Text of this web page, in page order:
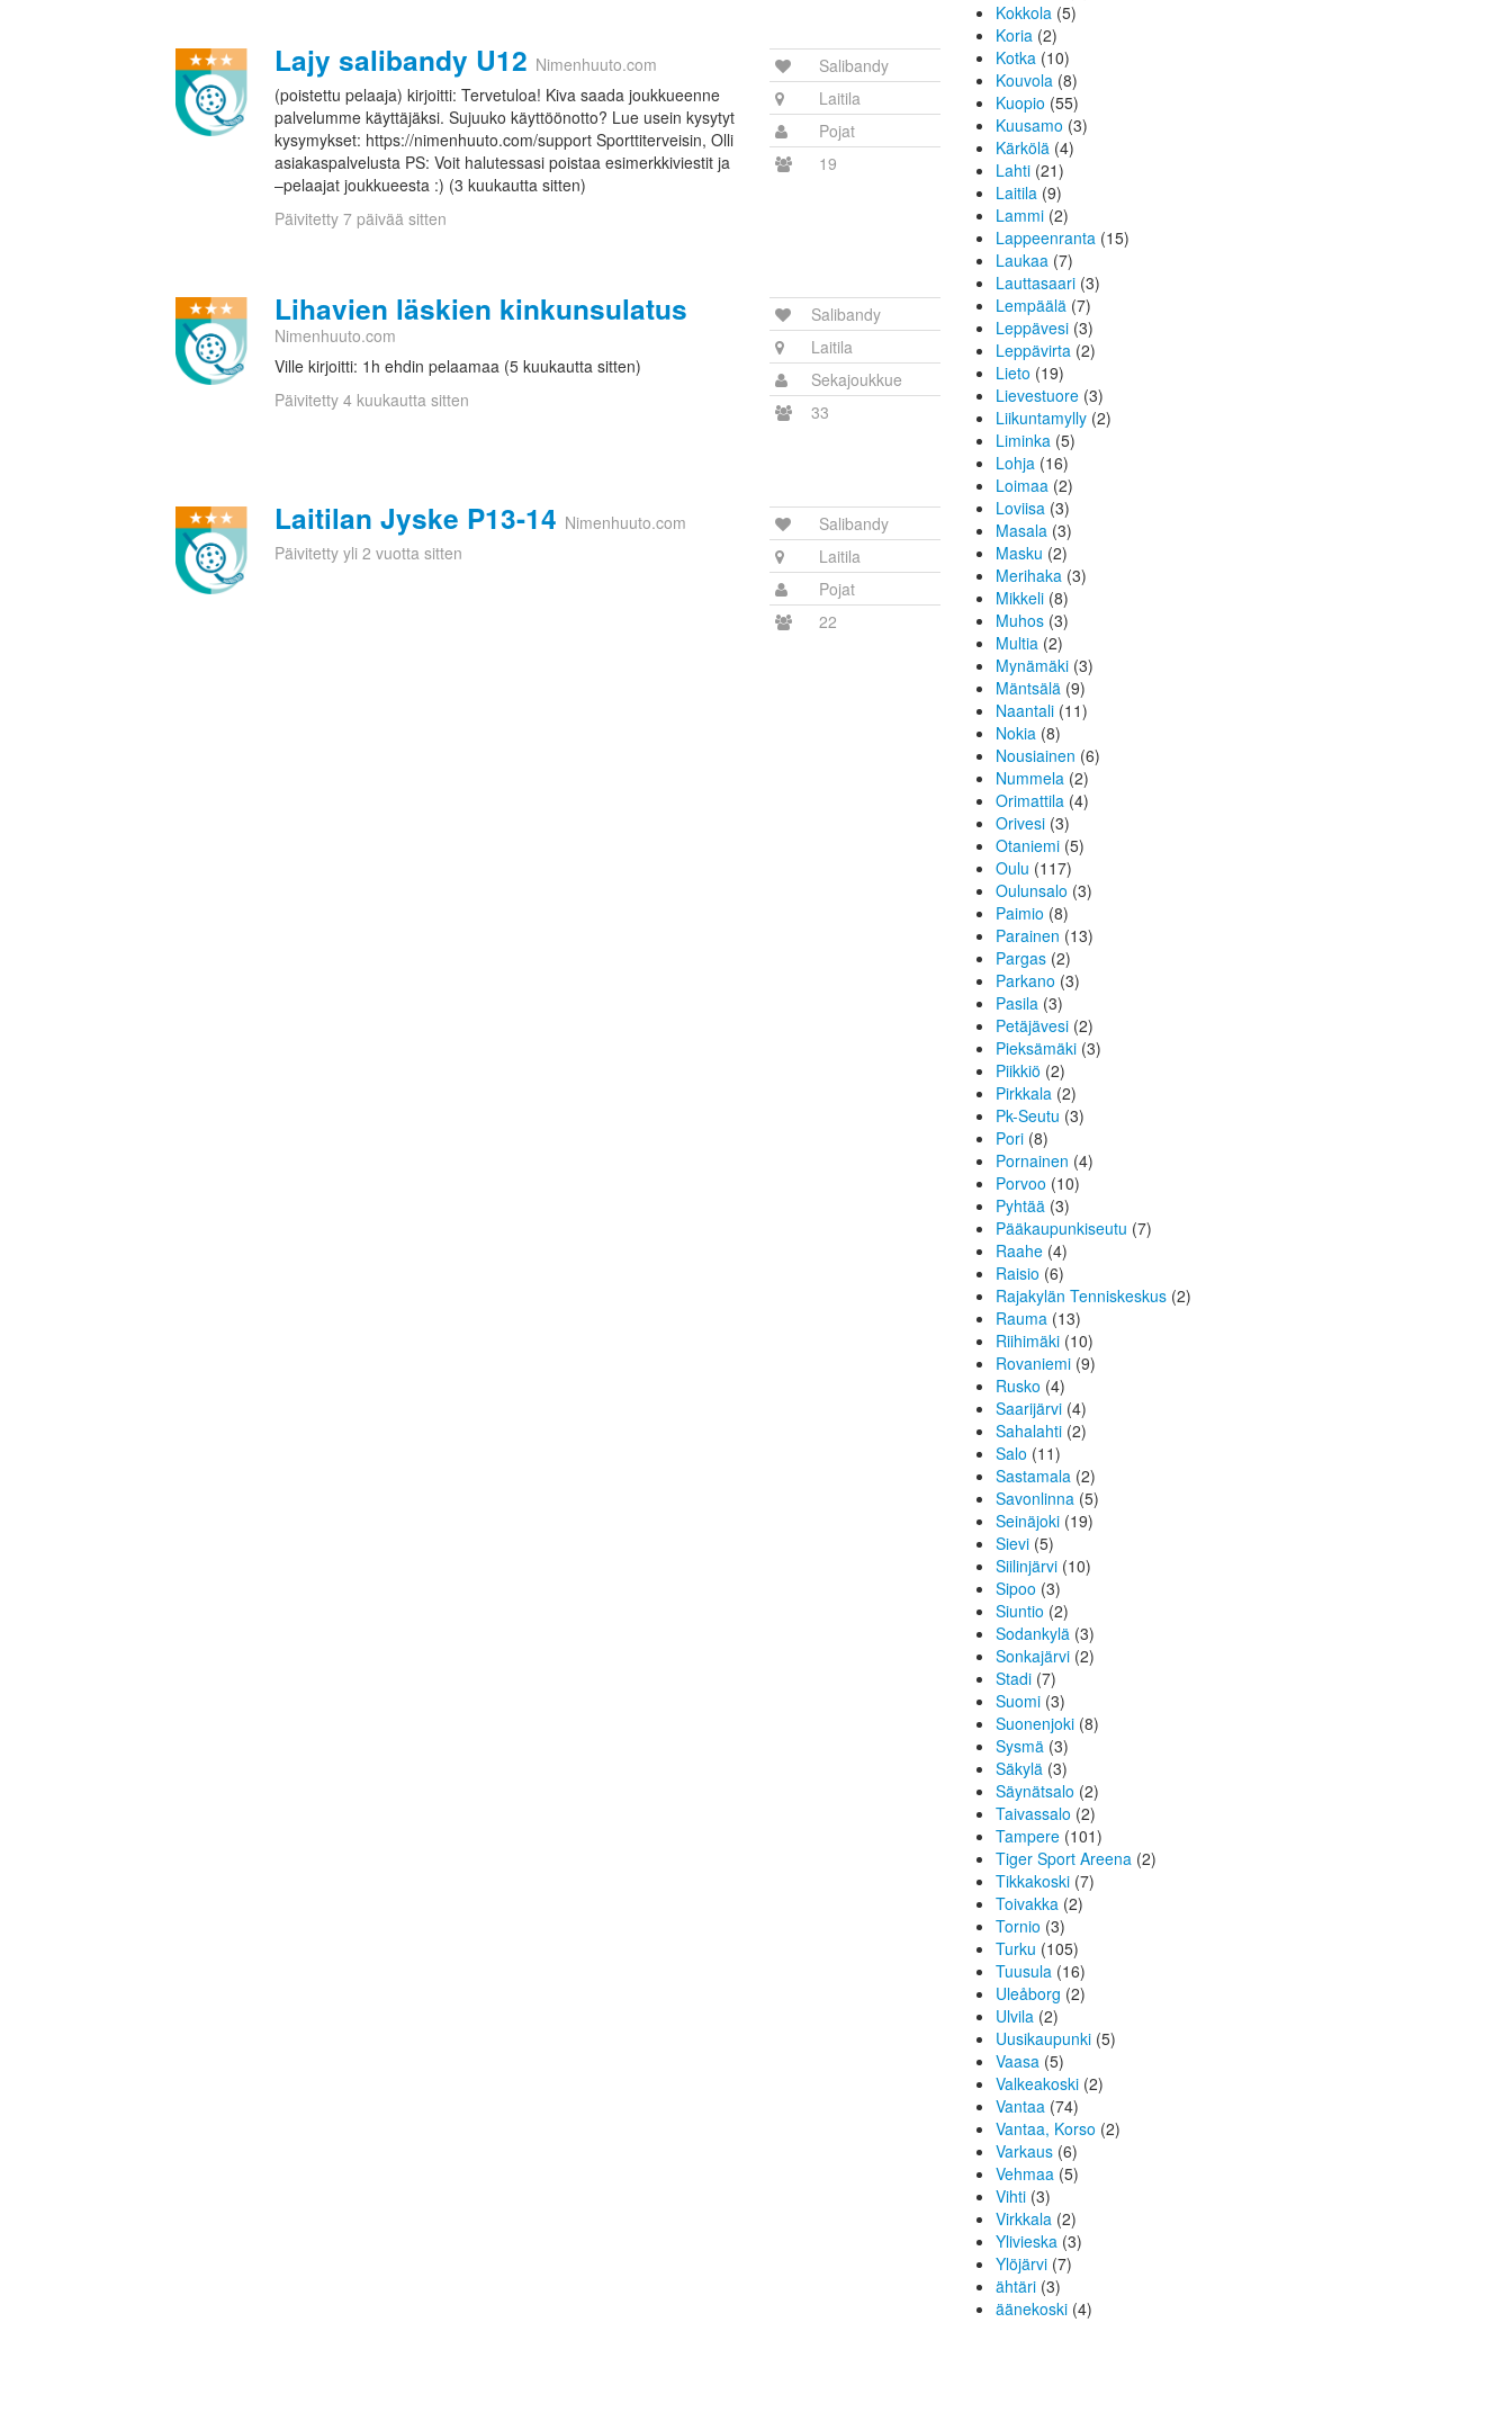
Lajy salibandy U12 Nimenhuuto.com
(poistettu pelaaja) kirjoitti: Tervetuloa! Kiva saada joukkueenne
palvelumme käyttäjäksi. Sujuuko käyttöönotto? Lue usein kysytyt
kysymykset: https://nimenhuuto.com/support Sporttiterveisin, Olli
asiakaspalvelusta PS: Voit halutessasi poistaa esimerkkiviestit ja
–pelaajat joukkueesta :) (3 kuukautta sitten)
Päivitetty 7 päivää sitten
Salibandy
Laitila
Pojat
19
Lihavien läskien kinkunsulatus
Nimenhuuto.com
Ville kirjoitti: 1h ehdin pelaamaa (5 kuukautta sitten)
Päivitetty 4 kuukautta sitten
Salibandy
Laitila
Sekajoukkue
33
Laitilan Jyske P13-14 Nimenhuuto.com
Päivitetty yli 2 vuotta sitten
Salibandy
Laitila
Pojat
22
Kokkola (5)
Koria (2)
Kotka (10)
Kouvola (8)
Kuopio (55)
Kuusamo (3)
Kärkölä (4)
Lahti (21)
Laitila (9)
Lammi (2)
Lappeenranta (15)
Laukaa (7)
Lauttasaari (3)
Lempäälä (7)
Leppävesi (3)
Leppävirta (2)
Lieto (19)
Lievestuore (3)
Liikuntamylly (2)
Liminka (5)
Lohja (16)
Loimaa (2)
Loviisa (3)
Masala (3)
Masku (2)
Merihaka (3)
Mikkeli (8)
Muhos (3)
Multia (2)
Mynämäki (3)
Mäntsälä (9)
Naantali (11)
Nokia (8)
Nousiainen (6)
Nummela (2)
Orimattila (4)
Orivesi (3)
Otaniemi (5)
Oulu (117)
Oulunsalo (3)
Paimio (8)
Parainen (13)
Pargas (2)
Parkano (3)
Pasila (3)
Petäjävesi (2)
Pieksämäki (3)
Piikkiö (2)
Pirkkala (2)
Pk-Seutu (3)
Pori (8)
Pornainen (4)
Porvoo (10)
Pyhtää (3)
Pääkaupunkiseutu (7)
Raahe (4)
Raisio (6)
Rajakylän Tenniskeskus (2)
Rauma (13)
Riihimäki (10)
Rovaniemi (9)
Rusko (4)
Saarijärvi (4)
Sahalahti (2)
Salo (11)
Sastamala (2)
Savonlinna (5)
Seinäjoki (19)
Sievi (5)
Siilinjärvi (10)
Sipoo (3)
Siuntio (2)
Sodankylä (3)
Sonkajärvi (2)
Stadi (7)
Suomi (3)
Suonenjoki (8)
Sysmä (3)
Säkylä (3)
Säynätsalo (2)
Taivassalo (2)
Tampere (101)
Tiger Sport Areena (2)
Tikkakoski (7)
Toivakka (2)
Tornio (3)
Turku (105)
Tuusula (16)
Uleåborg (2)
Ulvila (2)
Uusikaupunki (5)
Vaasa (5)
Valkeakoski (2)
Vantaa (74)
Vantaa, Korso (2)
Varkaus (6)
Vehmaa (5)
Vihti (3)
Virkkala (2)
Ylivieska (3)
Ylöjärvi (7)
ähtäri (3)
äänekoski (4)